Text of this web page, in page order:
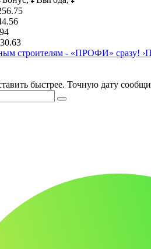
6.75
4.56
0.63
строителям - «ПРОФИ» сразу! ›
быстрее. Точную дату